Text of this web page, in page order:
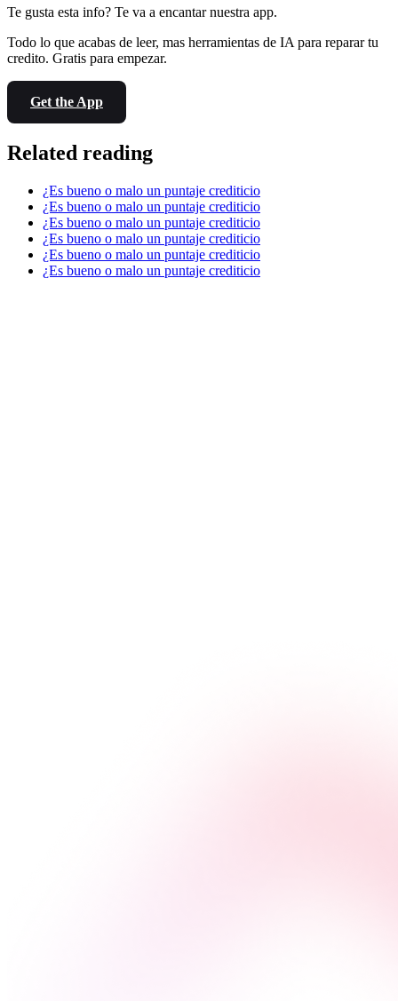
Te gusta esta info? Te va a encantar nuestra app.
Todo lo que acabas de leer, mas herramientas de IA para reparar tu
credito. Gratis para empezar.
Get the App
Related reading
¿Es bueno o malo un puntaje crediticio
¿Es bueno o malo un puntaje crediticio
¿Es bueno o malo un puntaje crediticio
¿Es bueno o malo un puntaje crediticio
¿Es bueno o malo un puntaje crediticio
¿Es bueno o malo un puntaje crediticio